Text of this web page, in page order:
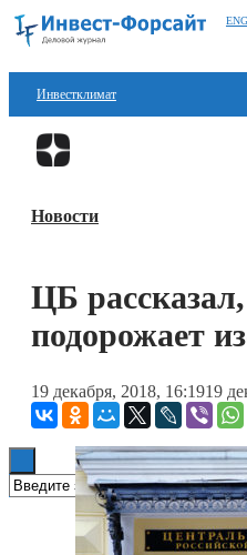
ENG
Инвестклимат
Финансы
Блокчейн
Технологии
Книги
Новости
ЦБ
подорожает
19 декабря, 2018, 16:1919